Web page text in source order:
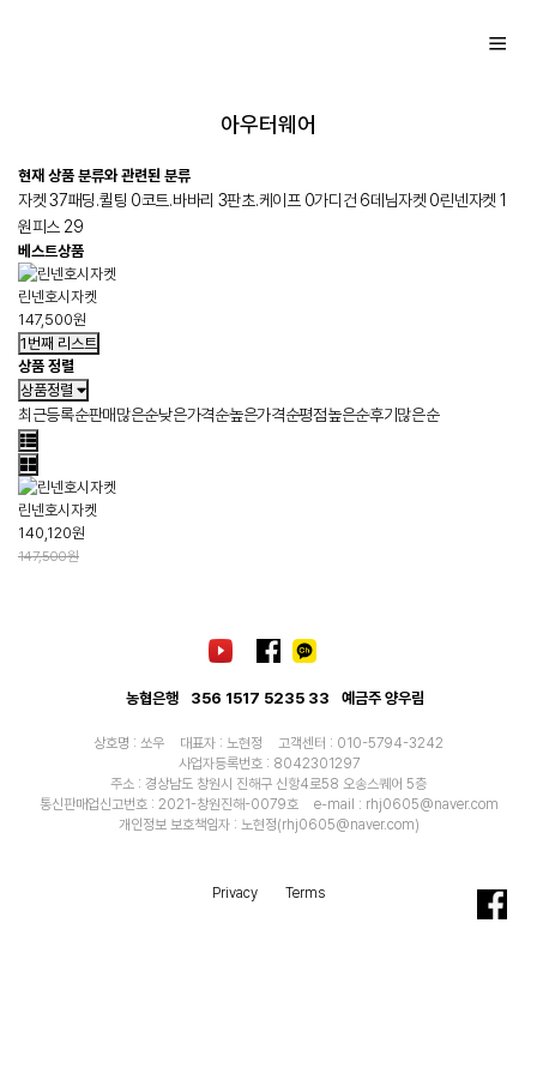
아우터웨어
현재 상품 분류와 관련된 분류
자켓37패딩.퀼팅 0코트.바바리 3판초.케이프 0가디건 6데님자켓 0린넨자켓 1
원피스 29
베스트상품
린넨호시자켓
147,500원
1번째 리스트
상품 정렬
상품정렬
최근등록순판매많은순낮은가격순높은가격순평점높은순후기많은순
린넨호시자켓
140,120원
147,500원
농협은행 356 1517 5235 33 예금주 양우림
상호명 : 쏘우 대표자 : 노현정
고객센터 : 010-5794-3242
사업자등록번호 : 8042301297
주소 : 경상남도 창원시 진해구 신항4로58 오송스퀘어 5층
통신판매업신고번호 : 2021-창원진해-0079호
e-mail : rhj0605@naver.com
개인정보 보호책임자 : 노현정(rhj0605@naver.com)
Privacy Terms